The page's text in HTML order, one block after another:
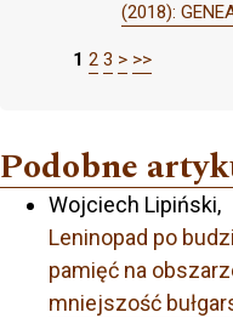
(2018):
1 2 3 > >>
Podobne
Wojciech Lipiński,
Leninopad po
pamięć na
mniejszość